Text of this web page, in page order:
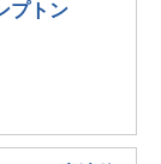
プトン